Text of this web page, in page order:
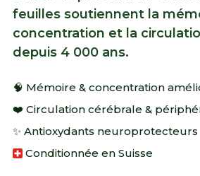
feuilles soutiennent la
concentration et la
depuis 4 000 ans.
🧠 Mémoire & concentration
❤️ Circulation cérébrale &
✨ Antioxydants neuroprotecteurs
Conditionnée en Suisse